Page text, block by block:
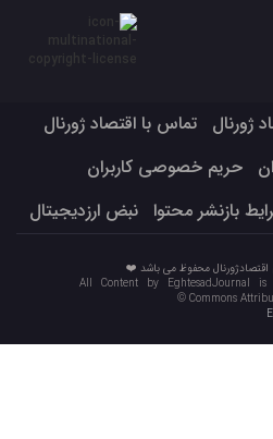
ژورنال
تماس با اقتصاد ژورنال
حریم خصوصی کاربران
بازنشر محتوا نبض ارزدیجیتال
محفوظ می باشد ❤️
All Content by EghtesadJournal
Commons